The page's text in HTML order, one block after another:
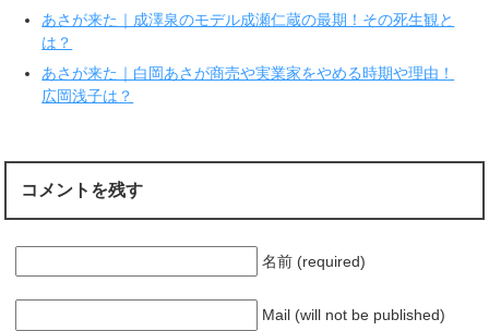
) ィ
で
開
き
あさが来た｜成澤泉のモデル成瀬仁蔵の最期！その死生観と
は？
あさが来た｜白岡あさが商売や実業家をやめる時期や理由！
広岡浅子は？
コメントを残す
名前 (required)
Mail (will not be published)